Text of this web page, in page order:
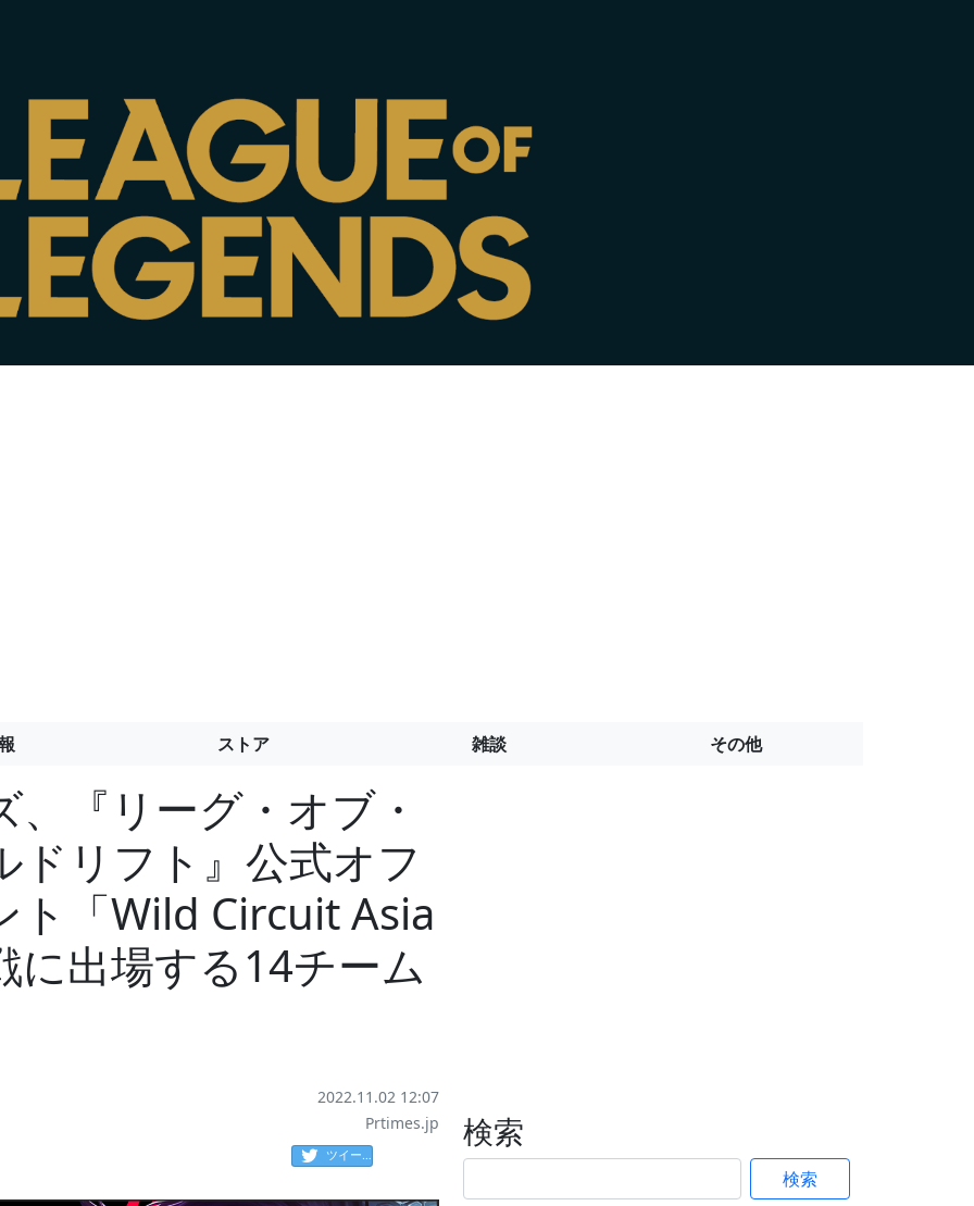
ストア 雑談 その他
『リーグ・オブ・
リフト』公式オフ
ト「Wild Circuit Asia
出場する14チーム
2022.11.02 12:07
Prtimes.jp
ツイート
検索
検索